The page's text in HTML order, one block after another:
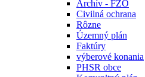
Archív - FZO
Civilná ochrana
Rôzne
Územný plán
Faktúry
výberové konania
PHSR obce